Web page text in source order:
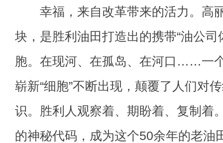
幸福，来自改革带来的活力。高
块，是胜利油田打造出的携带“油公司
胞。在现河、在孤岛、在河口……一
崭新“细胞”不断出现，颠覆了人们对
识。胜利人观察着、期盼着、复制着
的神秘代码，成为这个50余年的老油